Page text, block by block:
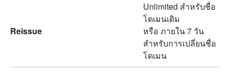
Reissue
Unlimited สำหรับชื่อ
โดเมนเดิม
หรือ ภายใน 7 วัน
สำหรับการเปลี่ยนชื่อ
โดเมน